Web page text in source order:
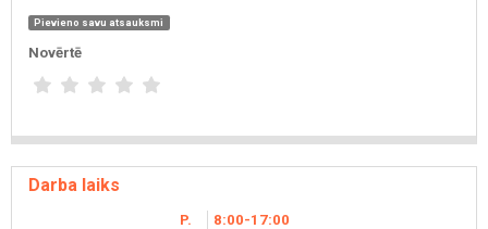
Pievieno savu atsauksmi
Novērtē
Darba laiks
P. 8 00-17 00